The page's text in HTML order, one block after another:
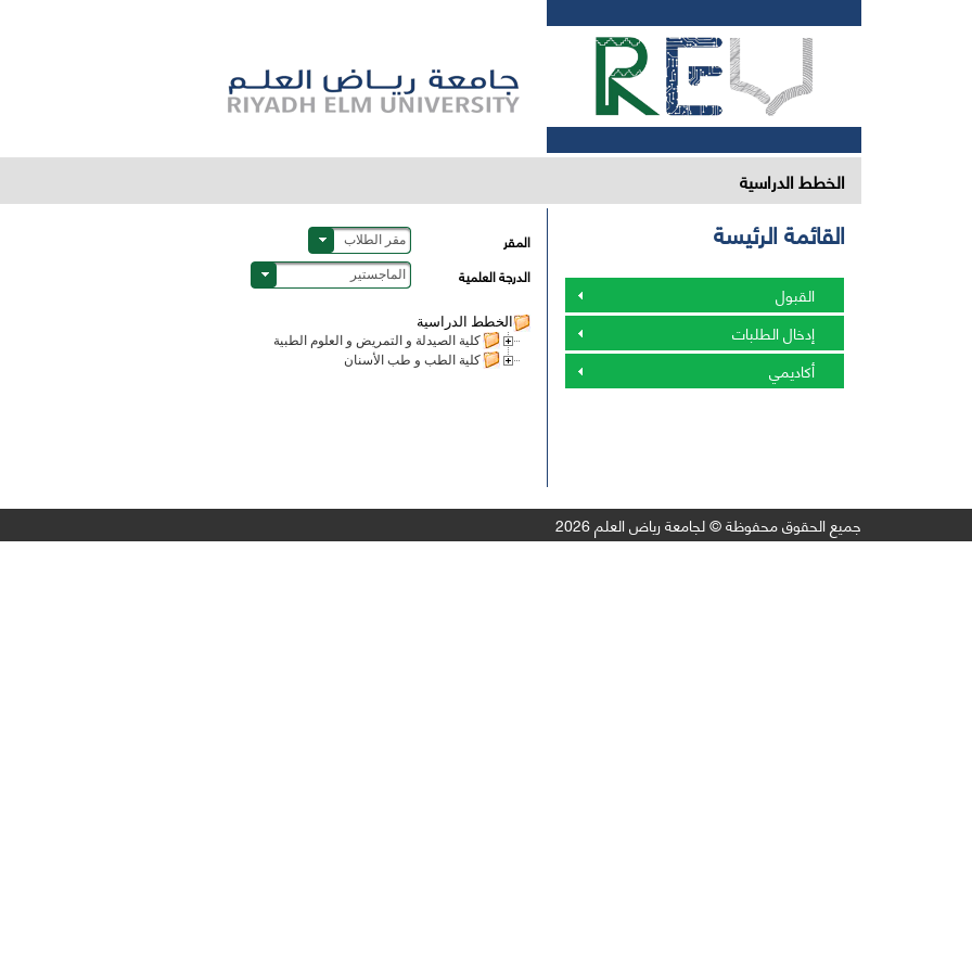
الخطط الدراسية
القائمة الرئيسة
القبول
إدخال الطلبات
أكاديمي
المقر مقر الطلاب
الدرجة العلمية الماجستير
الخطط الدراسية
كلية الصيدلة و التمريض و العلوم الطبية
كلية الطب و طب الأسنان